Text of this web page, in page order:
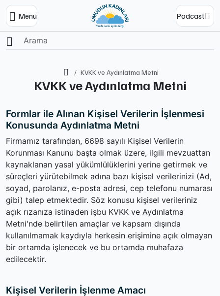
Menü Podcast
Ana SayfaKVKK ve Aydınlatma Metni
KVKK ve Aydınlatma Metni
Formlar ile Alınan Kişisel Verilerin İşlenmesi
Konusunda Aydınlatma Metni
Firmamız tarafından, 6698 sayılı Kişisel Verilerin
Korunması Kanunu başta olmak üzere, ilgili mevzuattan
kaynaklanan yasal yükümlülüklerini yerine getirmek ve
süreçleri yürütebilmek adına bazı kişisel verilerinizi (Ad,
soyad, parolanız, e-posta adresi, cep telefonu numarası
gibi) talep etmektedir. Söz konusu kişisel verileriniz
açık rızanıza istinaden işbu KVKK ve Aydınlatma
Metni'nde belirtilen amaçlar ve kapsam dışında
kullanılmamak kaydıyla herkesin erişimine açık olmayan
bir ortamda işlenecek ve bu ortamda muhafaza
edilecektir.
Kişisel Verilerin İşlenme Amacı